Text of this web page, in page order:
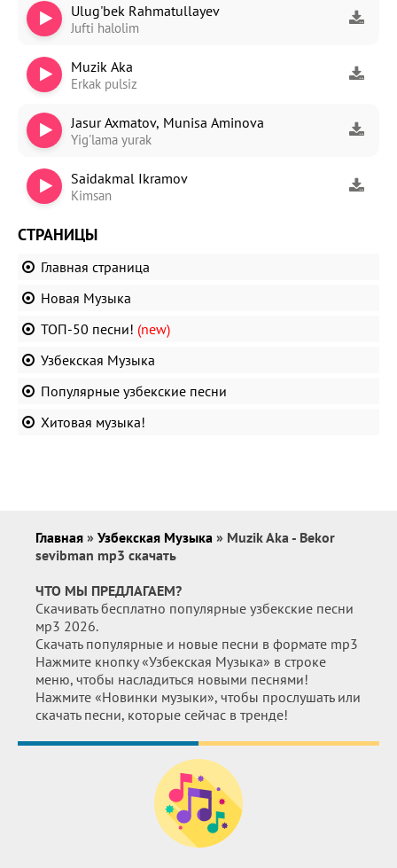
Ulug'bek Rahmatullayev
Jufti halolim
Muzik Aka
Erkak pulsiz
Jasur Axmatov, Munisa Aminova
Yig'lama yurak
Saidakmal Ikramov
Kimsan
СТРАНИЦЫ
Главная страница
Новая Музыка
ТОП-50 песни! (new)
Узбекская Музыка
Популярные узбекские песни
Хитовая музыка!
Главная » Узбекская Музыка » Muzik Aka - Bekor
sevibman mp3 скачать
ЧТО МЫ ПРЕДЛАГАЕМ?
Скачивать бесплатно популярные узбекские песни
мр3 2026.
Скачать популярные и новые песни в формате mp3
Нажмите кнопку «Узбекская Музыка» в строке
меню, чтобы насладиться новыми песнями!
Нажмите «Новинки музыки», чтобы прослушать или
скачать песни, которые сейчас в тренде!